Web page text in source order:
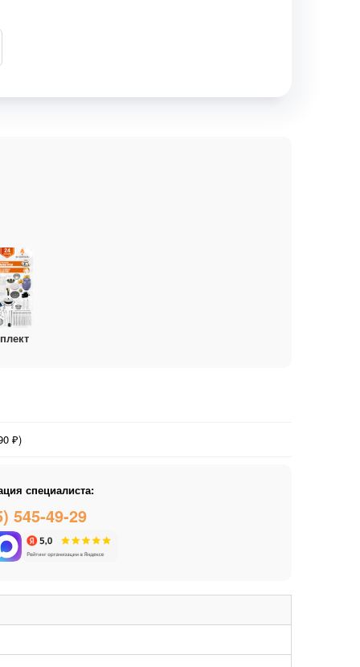
₽)
специалиста:
545-49-29